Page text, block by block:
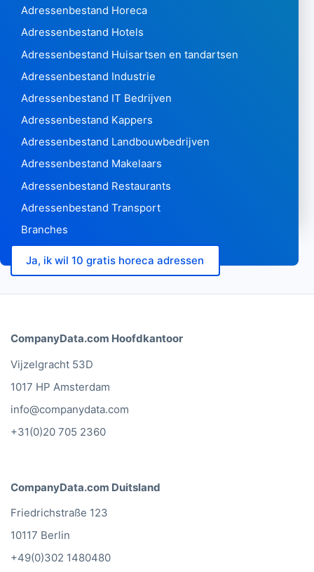
Adressenbestand Horeca
Adressenbestand Hotels
Adressenbestand Huisartsen en tandartsen
Adressenbestand Industrie
Adressenbestand IT Bedrijven
Adressenbestand Kappers
Adressenbestand Landbouwbedrijven
Adressenbestand Makelaars
Adressenbestand Restaurants
Adressenbestand Transport
Branches
Ja, ik wil 10 gratis horeca adressen
CompanyData.com Hoofdkantoor
Vijzelgracht 53D
1017 HP Amsterdam
info@companydata.com
+31(0)20 705 2360
CompanyData.com Duitsland
Friedrichstraße 123
10117 Berlin
+49(0)302 1480480